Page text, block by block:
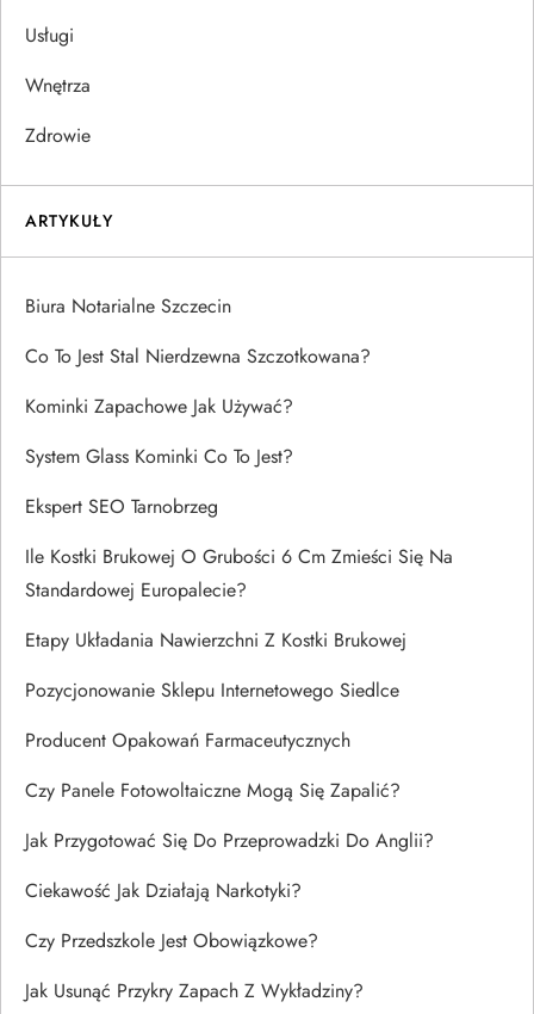
Usługi
Wnętrza
Zdrowie
ARTYKUŁY
Biura Notarialne Szczecin
Co To Jest Stal Nierdzewna Szczotkowana?
Kominki Zapachowe Jak Używać?
System Glass Kominki Co To Jest?
Ekspert SEO Tarnobrzeg
Ile Kostki Brukowej O Grubości 6 Cm Zmieści Się Na
Standardowej Europalecie?
Etapy Układania Nawierzchni Z Kostki Brukowej
Pozycjonowanie Sklepu Internetowego Siedlce
Producent Opakowań Farmaceutycznych
Czy Panele Fotowoltaiczne Mogą Się Zapalić?
Jak Przygotować Się Do Przeprowadzki Do Anglii?
Ciekawość Jak Działają Narkotyki?
Czy Przedszkole Jest Obowiązkowe?
Jak Usunąć Przykry Zapach Z Wykładziny?